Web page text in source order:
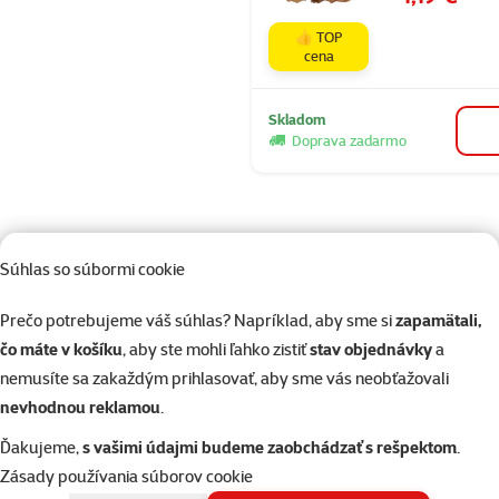
Súhlas so súbormi cookie
Prečo potrebujeme váš súhlas? Napríklad, aby sme sizapamätali,
čo máte v košíku, aby ste mohli ľahko zistiťstav objednávkya
nemusíte sa zakaždým prihlasovať, aby sme vás neobťažovali
nevhodnou reklamou.
Ďakujeme,s vašimi údajmi budeme zaobchádzať s rešpektom.
Zásady používania súborov cookie
👍 TOP
cena
Skladom
Doprava zadarmo
Naši odborníci v predajni sú vám vždy k dispozícii, aby vám
poradili
Napíšte nám
Po–Pi 7:00 – 18:00